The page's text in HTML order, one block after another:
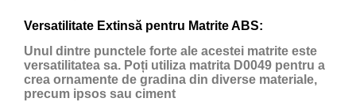
Versatilitate Extinsă pentru Matrite ABS:
Unul dintre punctele forte ale acestei matrite este
versatilitatea sa. Poți utiliza matrita D0049 pentru a
crea ornamente de gradina din diverse materiale,
precum ipsos sau ciment